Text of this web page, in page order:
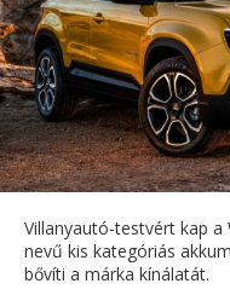
Villanyautó-testvért kap a
nevű kis kategóriás
bővíti a márka kínálatát.